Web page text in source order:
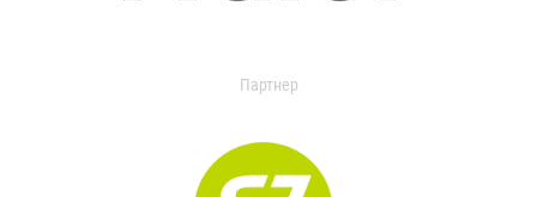
Партнер